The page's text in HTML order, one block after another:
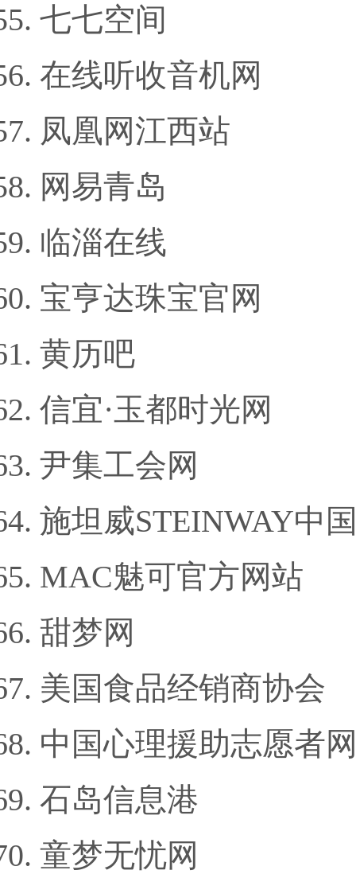
七七空间
在线听收音机网
凤凰网江西站
网易青岛
临淄在线
宝亨达珠宝官网
黄历吧
信宜·玉都时光网
尹集工会网
施坦威STEINWAY中
MAC魅可官方网站
甜梦网
美国食品经销商协会
中国心理援助志愿者
石岛信息港
童梦无忧网